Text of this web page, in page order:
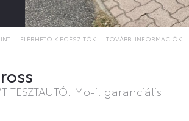
TESZTAUTÓ. Mo-i. garanciális
ELÉRHETŐ KIEGÉSZÍTŐK TOVÁBBI INFORMÁCIÓK